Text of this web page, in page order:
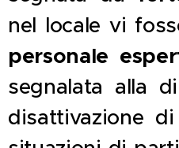
nel locale vi
personale
segnalata alla
disattivazione